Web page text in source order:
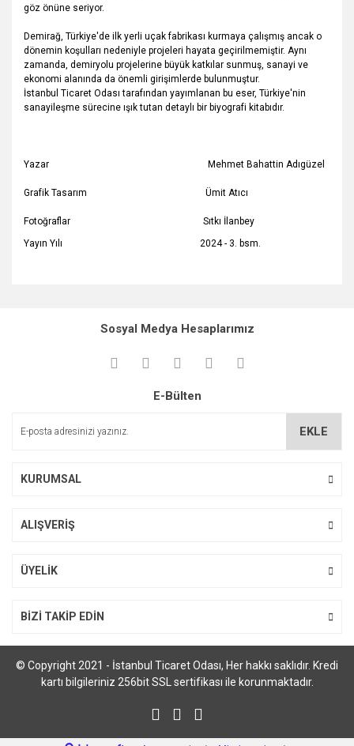
göz önüne seriyor.
Demirağ, Türkiye'de ilk yerli uçak fabrikası kurmaya çalışmış ancak o
dönemin koşulları nedeniyle projeleri hayata geçirilmemiştir. Aynı
zamanda, demiryolu projelerine büyük katkılar sunmuş, sanayi ve
ekonomi alanında da önemli girişimlerde bulunmuştur.
İstanbul Ticaret Odası tarafından yayımlanan bu eser, Türkiye'nin
sanayileşme sürecine ışık tutan detaylı bir biyografi kitabıdır.
Yazar Mehmet Bahattin Adıgüzel
Grafik Tasarım Ümit Atıcı
Fotoğraflar Sıtkı İlanbey
Yayın Yılı 2024 - 3. bsm.
kullanarak tarafımıza iletebilirsiniz.
Görüş ve önerileriniz için teşekkür ederiz.
Ürün açıklamasında eksik bilgiler bulunuyor.
Sosyal Medya Hesaplarımız
E-Bülten
EKLE
KURUMSAL
ALIŞVERİŞ
ÜYELİK
BİZİ TAKİP EDİN
© Copyright 2021 - İstanbul Ticaret Odası, Her hakkı saklıdır. Kredi
kartı bilgileriniz 256bit SSL sertifikası ile korunmaktadır.